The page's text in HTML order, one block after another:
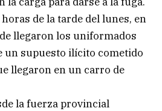
de la tarde del lunes, en
llegaron los uniformados
un supuesto ilícito cometido
llegaron en un carro de
la fuerza provincial